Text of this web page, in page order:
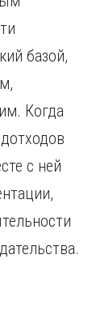
базой,
Когда
с ней